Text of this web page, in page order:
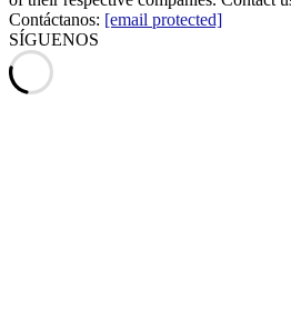
Contáctanos: [email protected]
SÍGUENOS